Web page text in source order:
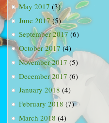
May 2017 (3)
June 2017 (5)
September 2017(6)
October 2017 (4)
November 2017 (5)
December 2017 (6)
January 2018 (4)
February 2018 (7)
March 2018 (4)